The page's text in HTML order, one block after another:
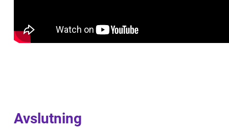
Avslutning